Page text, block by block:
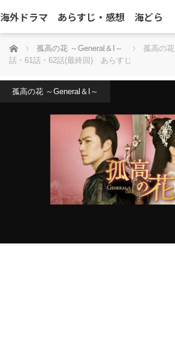
海外ドラマ あらすじ・感想 海どら
ホーム 孤高の花 ～General＆I～
孤高の
話・61話・62話(最終回) あらすじ
孤高の花 ～General＆I～